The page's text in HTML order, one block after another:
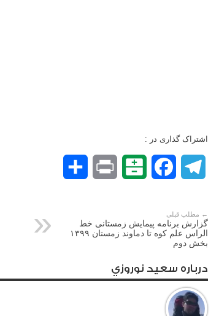
اشتراک گذاری در :
Telegram
Facebook
Balatarin
Print
← مطلب قبلی
گزارش برنامه پیمایش زمستانی خط
الراس علم کوه تا دماوند زمستان ۱۳۹۹
بخش دوم
درباره سعيد نوروزي